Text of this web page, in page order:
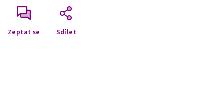
Zeptat se Sdílet